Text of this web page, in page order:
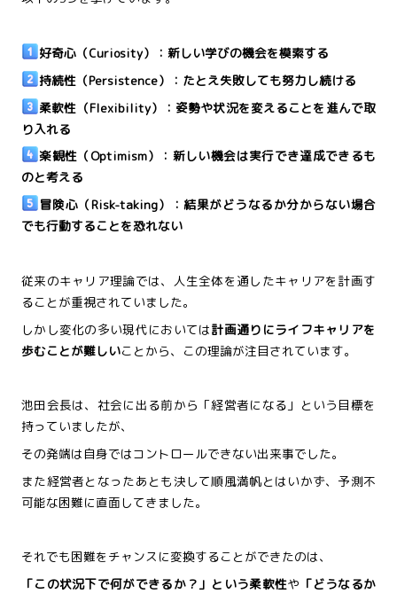
好奇心（Curiosity）：新しい学びの機会を模索する
持続性（Persistence）：たとえ失敗しても努力し続ける
柔軟性（Flexibility）：姿勢や状況を変えることを進んで取
り入れる
楽観性（Optimism）：新しい機会は実行でき達成できるも
のと考える
冒険心（Risk-taking）：結果がどうなるか分からない場合
でも行動することを恐れない
従来のキャリア理論では、人生全体を通したキャリアを計画す
ることが重視されていました。
しかし変化の多い現代においては計画通りにライフキャリアを
歩むことが難しいことから、この理論が注目されています。
池田会長は、社会に出る前から「経営者になる」という目標を
持っていましたが、
その発端は自身ではコントロールできない出来事でした。
また経営者となったあとも決して順風満帆とはいかず、予測不
可能な困難に直面してきました。
それでも困難をチャンスに変換することができたのは、
「この状況下で何ができるか？」という柔軟性や 「どうなるか